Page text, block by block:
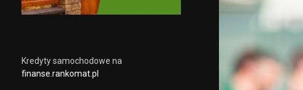
Kredyty samochodowe na
finanse.rankomat.pl